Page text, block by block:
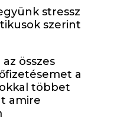
stressz
szerint
összes
a
többet
amire